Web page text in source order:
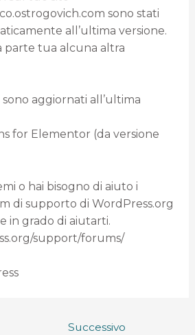
sono stati
all’ultima versione.
parte tua alcuna altra
aggiornati all’ultima
for Elementor (da versione
o hai bisogno di aiuto i
di supporto di WordPress.org
in grado di aiutarti.
support/forums/
Successivo